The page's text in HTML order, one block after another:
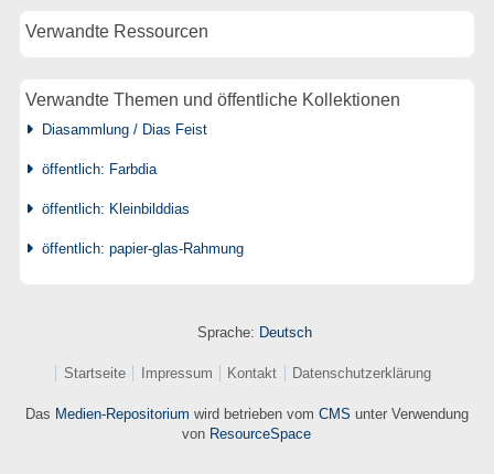
Verwandte Ressourcen
Verwandte Themen und öffentliche Kollektionen
Diasammlung / Dias Feist
öffentlich: Farbdia
öffentlich: Kleinbilddias
öffentlich: papier-glas-Rahmung
Sprache: Deutsch
Startseite Impressum Kontakt Datenschutzerklärung
Das Medien-Repositorium wird betrieben vom CMS unter Verwendung
von ResourceSpace